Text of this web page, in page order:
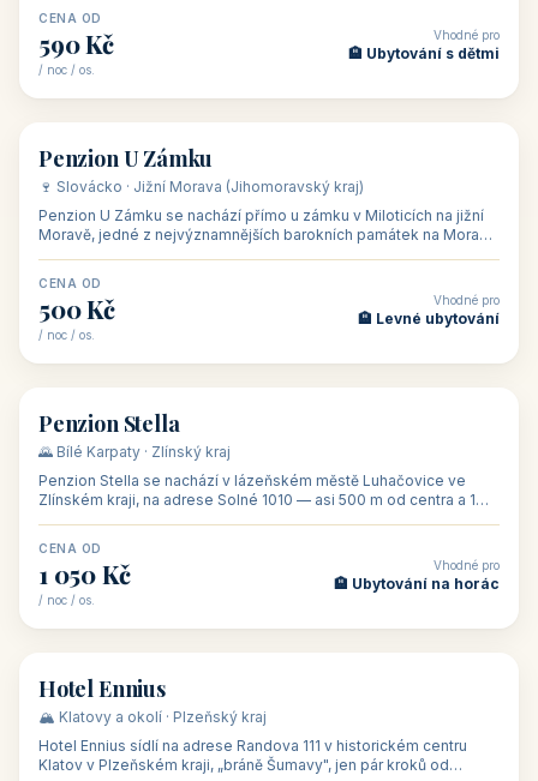
CENA OD
590 Kč
/ noc / os.
Vhodné pro
🏨 Ubytování s dětmi
🏡 penzion
Penzion U Zámku
🍷 Slovácko · Jižní Morava (Jihomoravský kraj)
Penzion U Zámku se nachází přímo u zámku v Miloticích na jižní
Moravě, jedné z nejvýznamnějších barokních památek na Moravě,
CENA OD
500 Kč
/ noc / os.
Vhodné pro
🏨 Levné ubytování
🏡 penzion
Penzion Stella
🌄 Bílé Karpaty · Zlínský kraj
Penzion Stella se nachází v lázeňském městě Luhačovice ve
Zlínském kraji, na adrese Solné 1010 — asi 500 m od centra a 1
CENA OD
1 050 Kč
/ noc / os.
Vhodné pro
🏨 Ubytování na horác
🏨 hotel
Hotel Ennius
🏔️ Klatovy a okolí · Plzeňský kraj
Hotel Ennius sídlí na adrese Randova 111 v historickém centru
Klatov v Plzeňském kraji, „bráně Šumavy", jen pár kroků od